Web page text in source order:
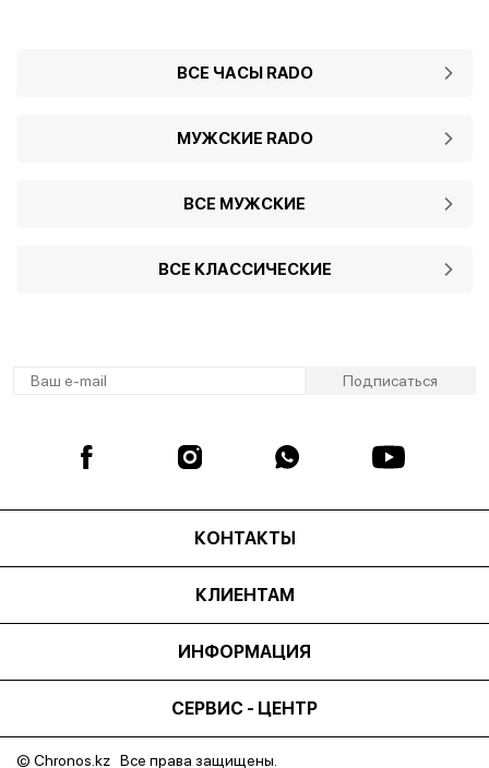
ВСЕ ЧАСЫ RADO
МУЖСКИЕ RADO
ВСЕ МУЖСКИЕ
ВСЕ КЛАССИЧЕСКИЕ
КОНТАКТЫ
КЛИЕНТАМ
ИНФОРМАЦИЯ
СЕРВИС - ЦЕНТР
© Chronos.kz Все права защищены.